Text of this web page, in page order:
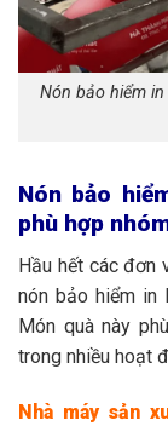
Nón bảo hiểm
Nón bảo
phù hợp
Hầu hết các đơn
nón bảo hiểm in
Món quà này
trong nhiều hoạt
Nhà máy sản